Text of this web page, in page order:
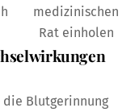
medizinischen
Rat einholen
die Blutgerinnung